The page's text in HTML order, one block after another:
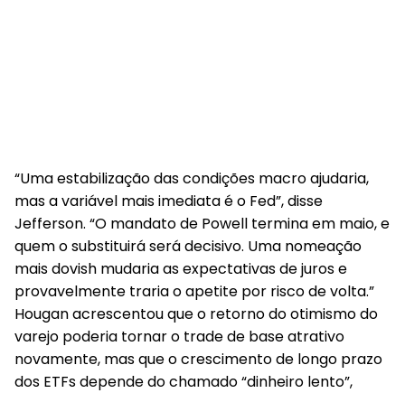
“Uma estabilização das condições macro ajudaria,
mas a variável mais imediata é o Fed”, disse
Jefferson. “O mandato de Powell termina em maio, e
quem o substituirá será decisivo. Uma nomeação
mais dovish mudaria as expectativas de juros e
provavelmente traria o apetite por risco de volta.”
Hougan acrescentou que o retorno do otimismo do
varejo poderia tornar o trade de base atrativo
novamente, mas que o crescimento de longo prazo
dos ETFs depende do chamado “dinheiro lento”,